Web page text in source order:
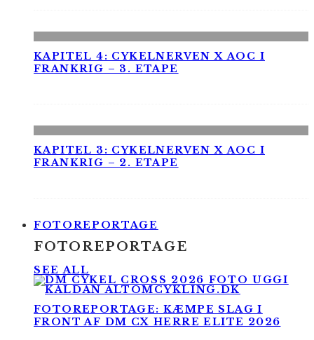
KAPITEL 4: CYKELNERVEN X AOC I
FRANKRIG – 3. ETAPE
KAPITEL 3: CYKELNERVEN X AOC I
FRANKRIG – 2. ETAPE
FOTOREPORTAGE
FOTOREPORTAGE
SEE ALL
FOTOREPORTAGE: KÆMPE SLAG I
FRONT AF DM CX HERRE ELITE 2026